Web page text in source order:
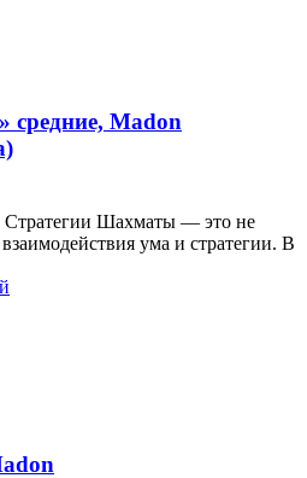
Madon
Шахматы — это не
ума и стратегии. В